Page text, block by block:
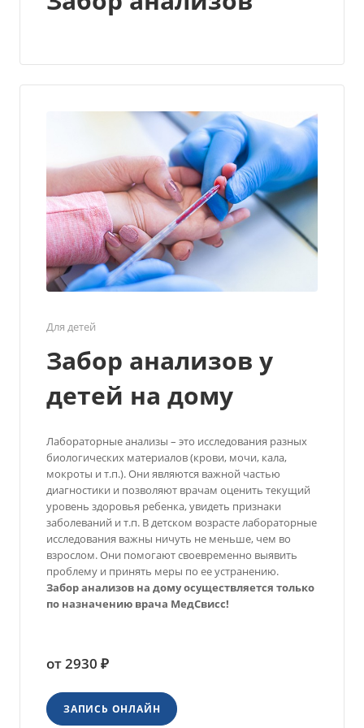
Для детей
Забор анализов у
детей на дому
Лабораторные анализы – это исследования разных
биологических материалов (крови, мочи, кала,
мокроты и т.п.). Они являются важной частью
диагностики и позволяют врачам оценить текущий
уровень здоровья ребенка, увидеть признаки
заболеваний и т.п. В детском возрасте лабораторные
исследования важны ничуть не меньше, чем во
взрослом. Они помогают своевременно выявить
проблему и принять меры по ее устранению.
Забор анализов на дому осуществляется только
по назначению врача МедСвисс!
от 2930 ₽
ЗАПИСЬ ОНЛАЙН